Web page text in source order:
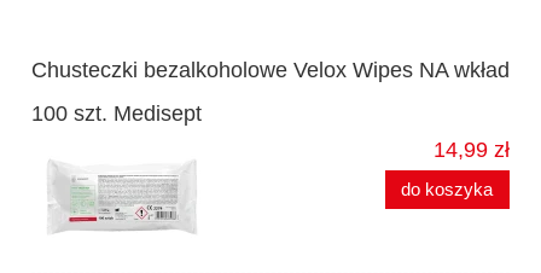
Chusteczki bezalkoholowe Velox Wipes NA wkład
100 szt. Medisept
14,99 zł
do koszyka